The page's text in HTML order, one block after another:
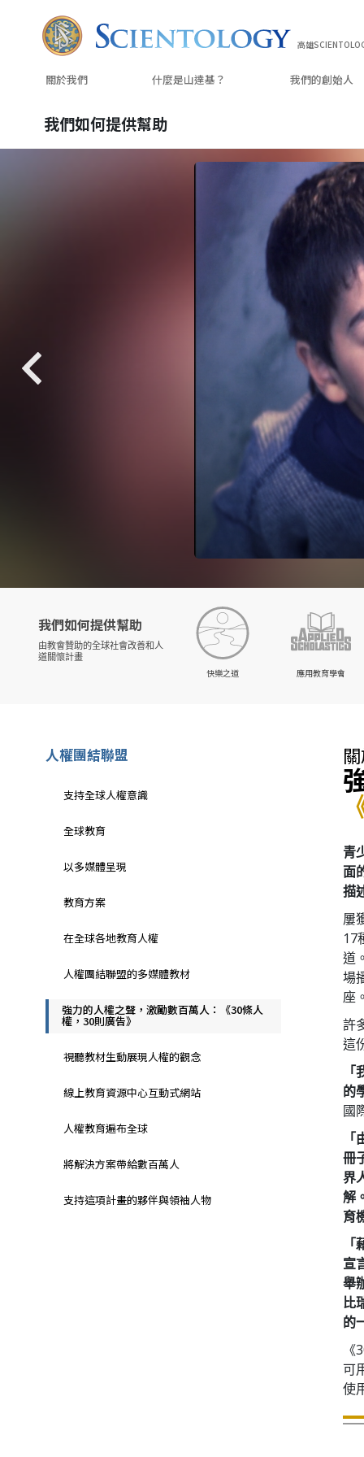
高雄
關於我們 什麼是山達基？ 我們的創始人
我們如何提供幫助
我們如何提供幫助
由教會贊助的全球社會改善和人
道關懷計畫
快樂之道
應用教育學會
青
面
描
屢
17
道
場
座
許
這
的
國
冊
界
解
育
宣
舉
比
的
可
使
人權團結聯盟
支持全球人權意識
全球教育
以多媒體呈現
教育方案
在全球各地教育人權
人權團結聯盟的多媒體教材
強力的人權之聲，激勵數百萬人：《30條人
權，30則廣告》
視聽教材生動展現人權的觀念
線上教育資源中心互動式網站
人權教育遍布全球
將解決方案帶給數百萬人
支持這項計畫的夥伴與領袖人物